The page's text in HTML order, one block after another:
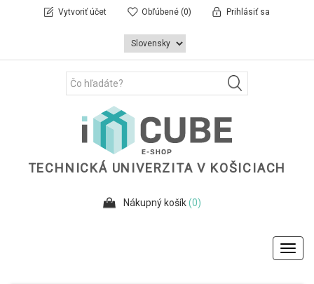
Vytvoriť účet Obľúbené (0) Prihlásiť sa
TECHNICKÁ UNIVERZITA V KOŠICIACH
Nákupný košík(0)